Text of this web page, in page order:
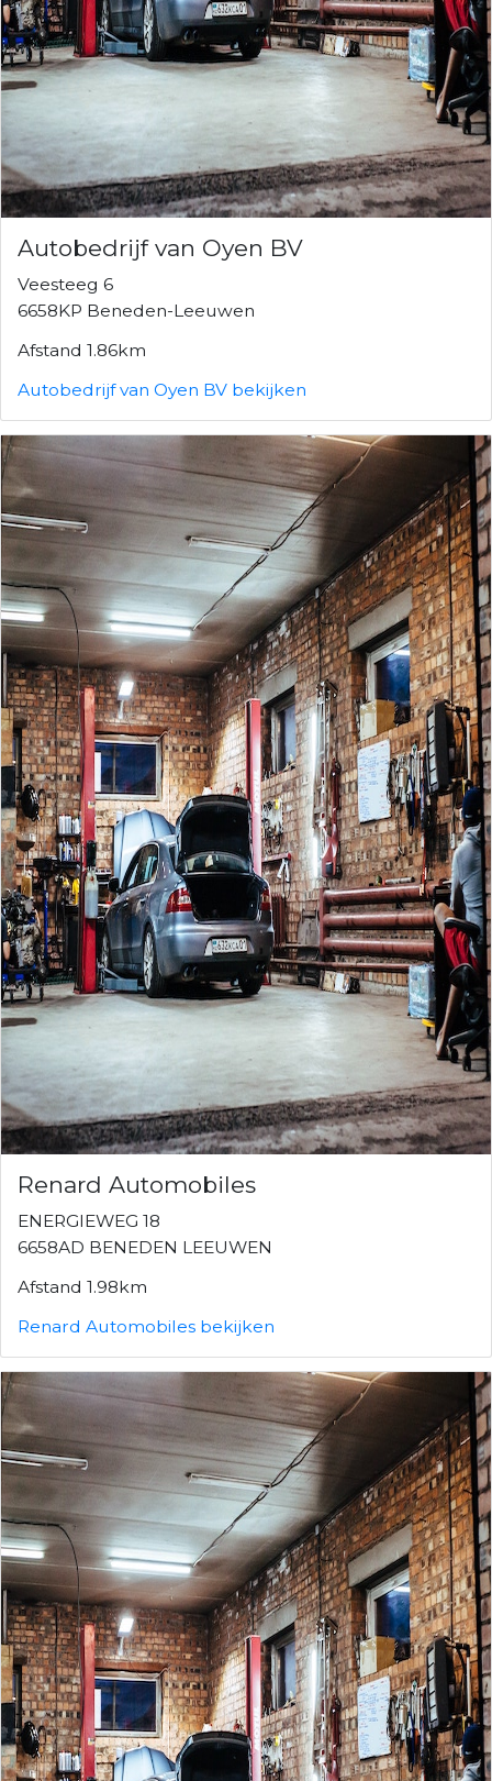
Autobedrijf van Oyen BV
Veesteeg 6
6658KP Beneden-Leeuwen
Afstand 1.86km
Autobedrijf van Oyen BV bekijken
Renard Automobiles
ENERGIEWEG 18
6658AD BENEDEN LEEUWEN
Afstand 1.98km
Renard Automobiles bekijken